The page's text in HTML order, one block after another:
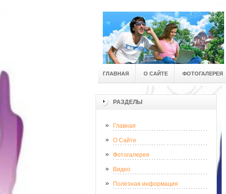
ГЛАВНАЯ О САЙТЕ ФОТОГАЛЕРЕЯ
РАЗДЕЛЫ
Главная
О Сайте
Фотогалерея
Видео
Полезная информация